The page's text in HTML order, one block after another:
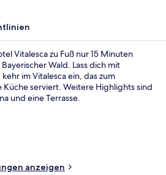
Vitalesca zu Fuß nur 15 Minuten
Wald. Lass dich mit
im Vitalesca ein, das zum
serviert. Weitere Highlights sind
und eine Terrasse.
anzeigen